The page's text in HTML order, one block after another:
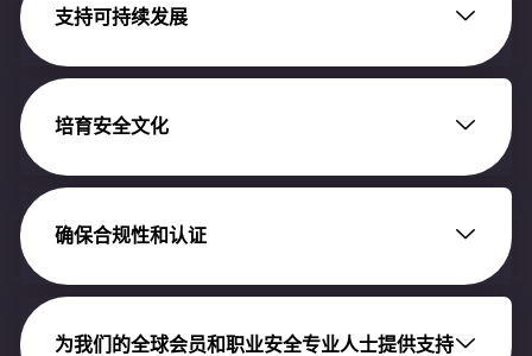
支持可持续发展
培育安全文化
确保合规性和认证
为我们的全球会员和职业安全专业人士提供支持